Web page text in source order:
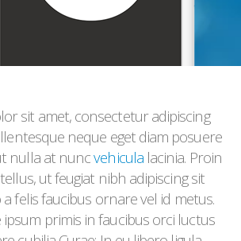
sit amet, consectetur adipiscing
neque eget diam posuere
nulla at nuncvehiculalacinia. Proin
ut feugiat nibh adipiscing sit
felis faucibus ornare vel id metus.
primis in faucibus orci luctus